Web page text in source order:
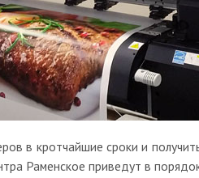
в кротчайшие сроки и
Раменское приведут в